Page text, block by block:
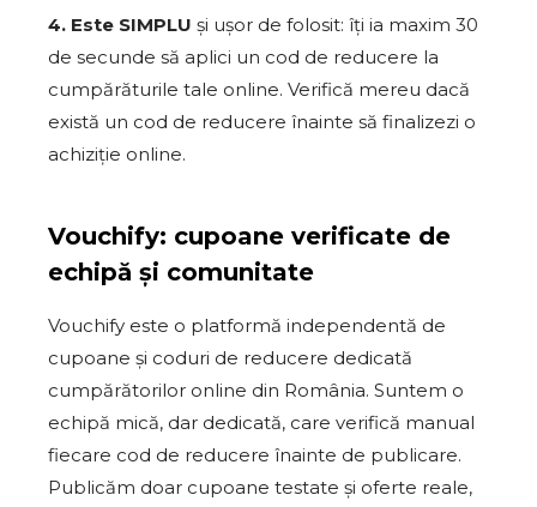
4. Este SIMPLU și ușor de folosit: îți ia maxim 30
de secunde să aplici un cod de reducere la
cumpărăturile tale online. Verifică mereu dacă
există un cod de reducere înainte să finalizezi o
achiziție online.
Vouchify: cupoane verificate de
echipă și comunitate
Vouchify este o platformă independentă de
cupoane și coduri de reducere dedicată
cumpărătorilor online din România. Suntem o
echipă mică, dar dedicată, care verifică manual
fiecare cod de reducere înainte de publicare.
Publicăm doar cupoane testate și oferte reale,